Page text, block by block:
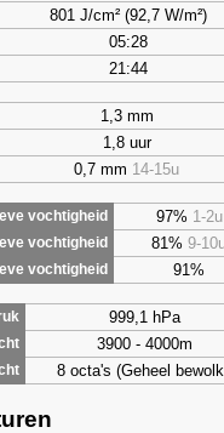
801 J/cm² (92,7 W/m²)
05:28
21:44
1,3 mm
1,8 uur
0,7 mm 14-15u
vochtigheid 97% 1-2u
vochtigheid 81% 9-
vochtigheid 91%
999,1 hPa
3900 - 4000m
8 octa's (Geheel